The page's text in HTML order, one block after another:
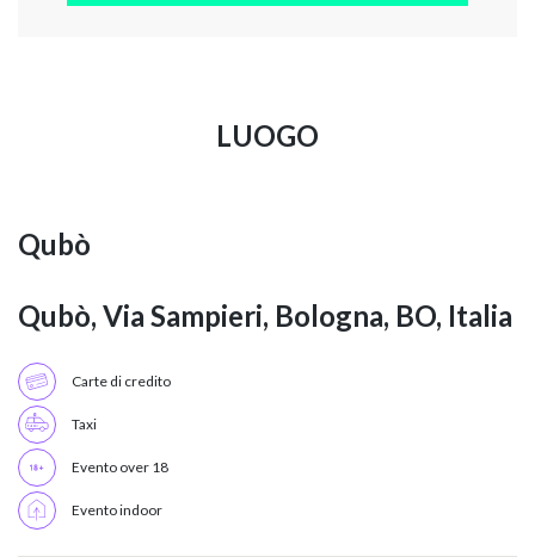
LUOGO
Qubò
Qubò, Via Sampieri, Bologna, BO, Italia
Carte di credito
Taxi
Evento over 18
Evento indoor